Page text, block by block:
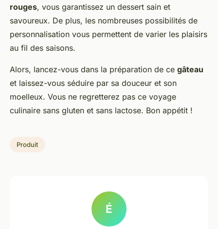
rouges, vous garantissez un dessert sain et
savoureux. De plus, les nombreuses possibilités de
personnalisation vous permettent de varier les plaisirs
au fil des saisons.
Alors, lancez-vous dans la préparation de ce gâteau
et laissez-vous séduire par sa douceur et son
moelleux. Vous ne regretterez pas ce voyage
culinaire sans gluten et sans lactose. Bon appétit !
Produit
É